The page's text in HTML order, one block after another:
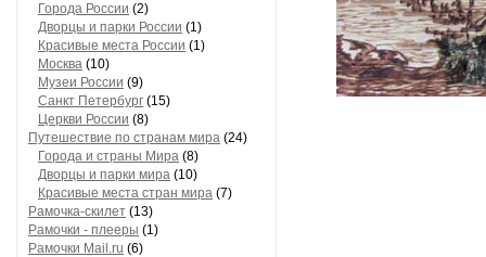
Города России (2)
Дворцы и парки России (1)
Красивые места России (1)
Москва (10)
Музеи России (9)
Санкт Петербург (15)
Церкви России (8)
Путешествие по странам мира (24)
Города и страны Мира (8)
Дворцы и парки мира (10)
Красивые места стран мира (7)
Рамочка-скилет (13)
Рамочки - плееры (1)
Рамочки Mail.ru (6)